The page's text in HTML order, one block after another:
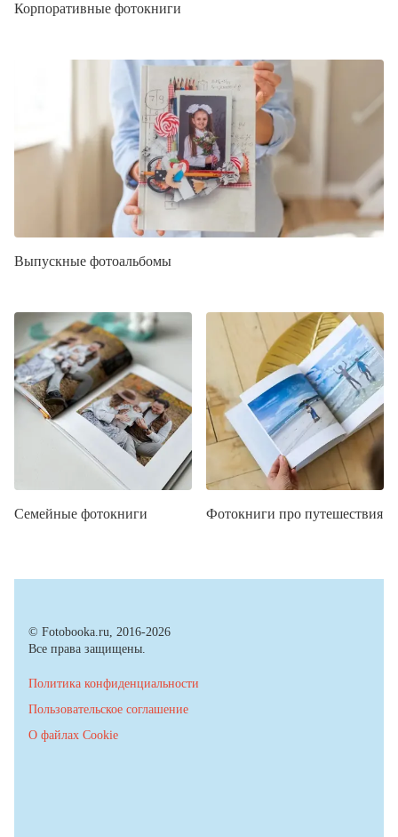
Корпоративные фотокниги
Выпускные фотоальбомы
Семейные фотокниги Фотокниги про путешествия
© Fotobooka.ru, 2016-2026
Все права защищены.
Политика конфиденциальности
Пользовательское соглашение
О файлах Cookie